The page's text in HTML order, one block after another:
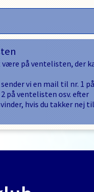
være på ventelisten, der
vi en mail til nr. 1
på ventelisten osv. efter
hvis du takker nej